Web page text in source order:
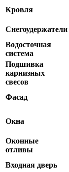
Кровля
Снегоудержатели
Водосточная
система
Подшивка
карнизных
свесов
Фасад
Окна
Оконные
отливы
Входная дверь